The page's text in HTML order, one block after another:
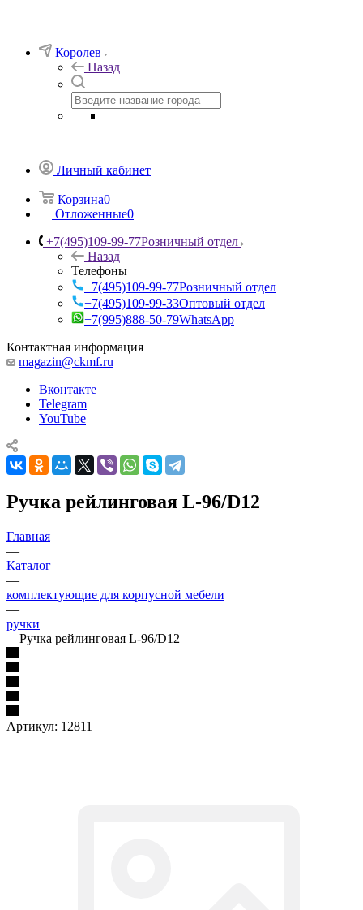
Королев
Назад
Личный кабинет
Корзина0
Отложенные0
+7(495)109-99-77Розничный отдел
Назад
Телефоны
+7(495)109-99-77Розничный отдел
+7(495)109-99-33Оптовый отдел
+7(995)888-50-79WhatsApp
Контактная информация
magazin@ckmf.ru
Вконтакте
Telegram
YouTube
Ручка рейлинговая L-96/D12
Главная
—
Каталог
—
комплектующие для корпусной мебели
—
ручки
—Ручка рейлинговая L-96/D12
Артикул: 12811